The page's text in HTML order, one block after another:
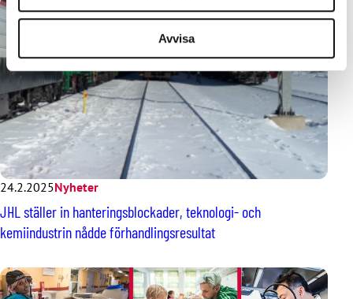
Avvisa
24.2.2025Nyheter
JHL ställer in hanteringsblockader, teknologi- och
kemiindustrin nådde förhandlingsresultat